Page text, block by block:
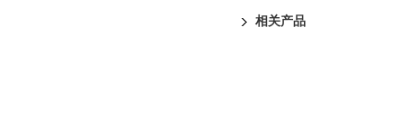
相关产品